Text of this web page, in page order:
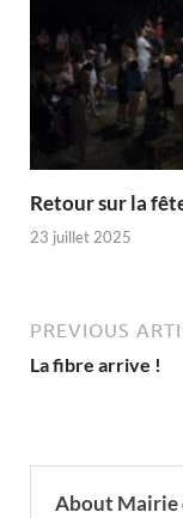
Retour sur la
23 juillet 2025
PREVIOUS
La fibre arrive !
About Mairie